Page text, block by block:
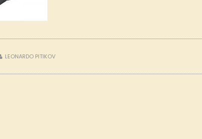
LEONARDO PITIKOV